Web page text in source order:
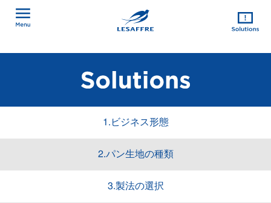
1.ビジネス形態
2.パン生地の種類
3.製法の選択